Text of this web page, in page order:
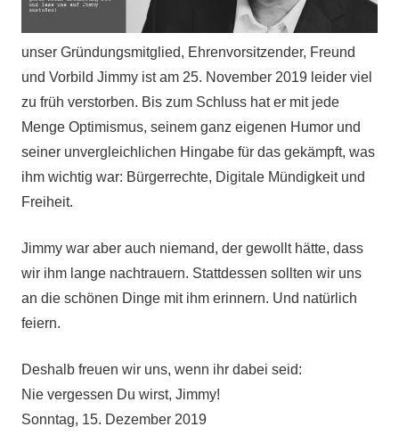
unser Gründungsmitglied, Ehrenvorsitzender, Freund
und Vorbild Jimmy ist am 25. November 2019 leider viel
zu früh verstorben. Bis zum Schluss hat er mit jede
Menge Optimismus, seinem ganz eigenen Humor und
seiner unvergleichlichen Hingabe für das gekämpft, was
ihm wichtig war: Bürgerrechte, Digitale Mündigkeit und
Freiheit.
Jimmy war aber auch niemand, der gewollt hätte, dass
wir ihm lange nachtrauern. Stattdessen sollten wir uns
an die schönen Dinge mit ihm erinnern. Und natürlich
feiern.
Deshalb freuen wir uns, wenn ihr dabei seid:
Nie vergessen Du wirst, Jimmy!
Sonntag, 15. Dezember 2019